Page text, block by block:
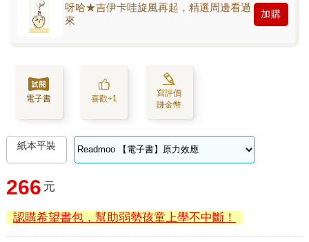
呀哈★吉伊卡哇旋風再起，精選周邊看過
來
加購
電子書 喜歡+1
寫評價
賺金幣
紙本平裝
266 元
認購希望書包，幫助弱勢孩童上學不中斷！